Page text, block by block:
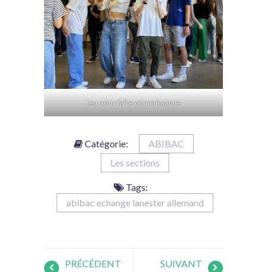
jeu pour faire connaissance
Catégorie:
ABIBAC
Les sections
Tags:
abibac echange lanester allemand
PRÉCÉDENT SUIVANT